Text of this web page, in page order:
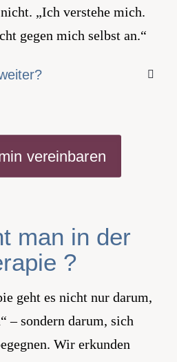
„Ich verstehe mich.
gegen mich selbst an.“
vereinbaren
man in der
?
geht es nicht nur darum,
– sondern darum, sich
Wir erkunden